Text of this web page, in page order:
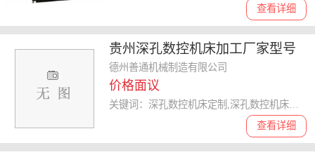
查看详细
贵州深孔数控机床加工厂家型号
齐全-善通机械在线咨询
德州善通机械制造有限公司
价格面议
查看详细
关键词：深孔数控机床定制,深孔数控机床型号,深孔数控机床经销商,深孔数控机床品牌,老两轴深孔数控机床